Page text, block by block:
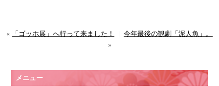
« 「ゴッホ展」へ行って来ました！
今年最後の観劇「泥人魚」。
»
メニュー